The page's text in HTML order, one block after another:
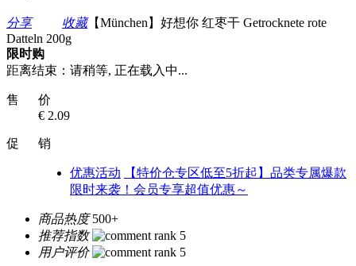
分享 收藏【München】好想你 红枣干 Getrocknete rote
Datteln 200g
限时购
距离结束： 请稍等, 正在载入中...
售 价
€ 2.09
促 销
优惠活动
【特价仓专区低至5折起】品类专属爆款
限时来袭！会员专享超值优惠～
商品热度 500+
推荐指数
用户评价